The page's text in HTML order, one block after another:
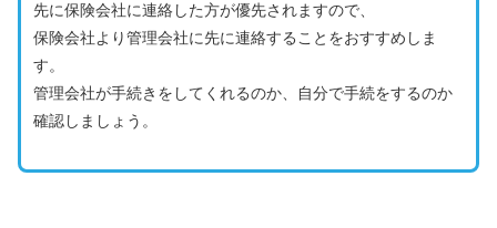
先に保険会社に連絡した方が優先されますので、
保険会社より管理会社に先に連絡することをおすすめしま
す。
管理会社が手続きをしてくれるのか、自分で手続をするのか
確認しましょう。